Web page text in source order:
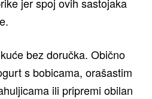
jer spoj ovih sastojaka
bez doručka. Obično
s bobicama, orašastim
ili pripremi obilan